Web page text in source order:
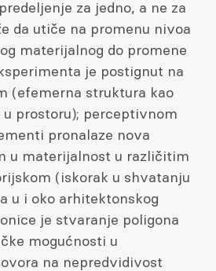
za jedno, a ne za
da utiče na promenu nivoa
materijalnog do promene
je postignut na
(efemerna struktura kao
u prostoru); perceptivnom
pronalaze nova
u materijalnost u različitim
(iskorak u shvatanju
u i oko arhitektonskog
je stvaranje poligona
mogućnosti u
na nepredvidivost